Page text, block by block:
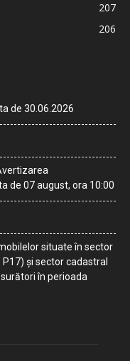
207
206
de 30.06.2026
de 07 august, ora 10:00
situate în sector
și sector cadastral
în perioada